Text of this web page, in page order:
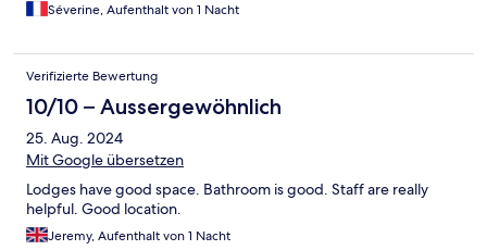
Séverine, Aufenthalt von 1 Nacht
Verifizierte Bewertung
10/10 – Aussergewöhnlich
25. Aug. 2024
Mit Google übersetzen
Lodges have good space. Bathroom is good. Staff are really
helpful. Good location.
Jeremy, Aufenthalt von 1 Nacht